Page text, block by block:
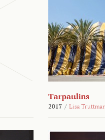
Tarpaulins
2017 / Lisa